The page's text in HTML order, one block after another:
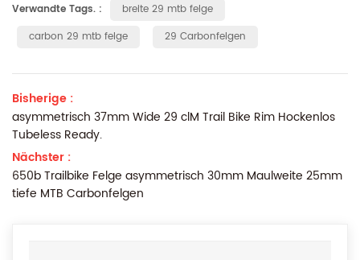
Verwandte Tags. :
breite 29 mtb felge
carbon 29 mtb felge
29 Carbonfelgen
Bisherige :
asymmetrisch 37mm Wide 29 clM Trail Bike Rim Hockenlos
Tubeless Ready.
Nächster :
650b Trailbike Felge asymmetrisch 30mm Maulweite 25mm
tiefe MTB Carbonfelgen